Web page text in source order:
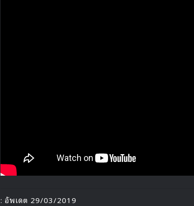
: อัพเดต 29/03/2019